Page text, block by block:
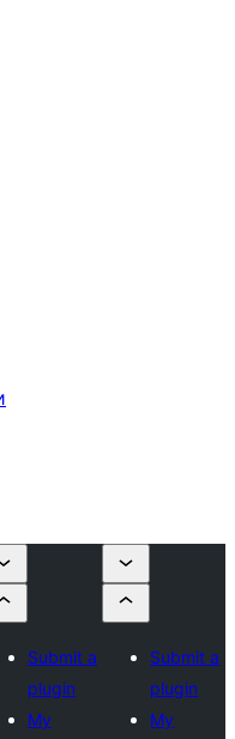
Submit a
plugin
My
Submit a
plugin
My